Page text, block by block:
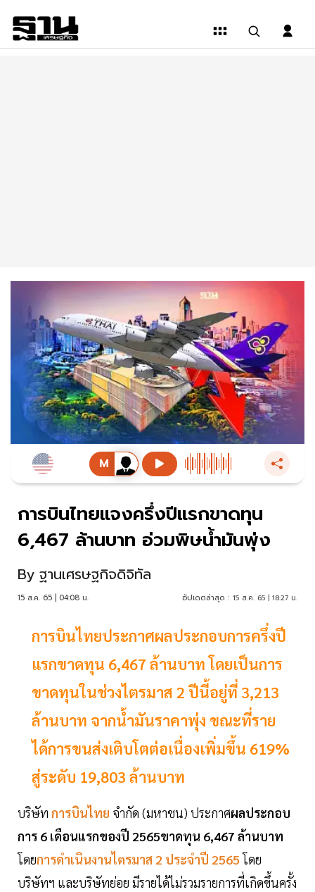
การบินไทยแจงครึ่งปีแรกขาดทุน
6,467 ล้านบาท อ่วมพิษน้ำมันพุ่ง
By ฐานเศรษฐกิจดิจิทัล
15 ส.ค. 65 | 04:08 น. อัปเดตล่าสุด : 15 ส.ค. 65 | 18:27 น.
การบินไทยประกาศผลประกอบการครึ่งปี
แรกขาดทุน 6,467 ล้านบาท โดยเป็นการ
ขาดทุนในช่วงไตรมาส 2 ปีนี้อยู่ที่ 3,213
ล้านบาท จากน้ำมันราคาพุ่ง ขณะที่ราย
ได้การขนส่งเติบโตต่อเนื่องเพิ่มขึ้น 619%
สู่ระดับ 19,803 ล้านบาท
บริษัท การบินไทย จำกัด (มหาชน) ประกาศผลประกอบ
การ 6 เดือนแรกของปี 2565ขาดทุน 6,467 ล้านบาท
โดยการดำเนินงานไตรมาส 2 ประจำปี 2565 โดย
บริษัทฯ และบริษัทย่อย มีรายได้ไม่รวมรายการที่เกิดขึ้นครั้ง